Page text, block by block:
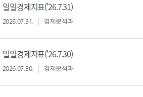
일일경제지표('26.7.31)
2026.07.31. 경제분석과
일일경제지표('26.7.30)
2026.07.30. 경제분석과